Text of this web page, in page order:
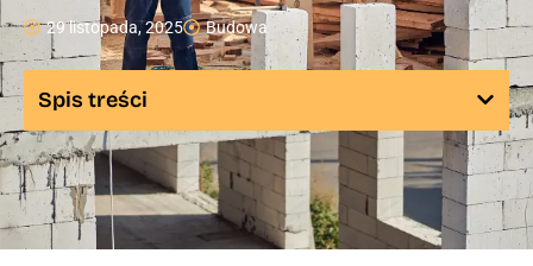
29 listopada, 2025 Budowa
Spis treści